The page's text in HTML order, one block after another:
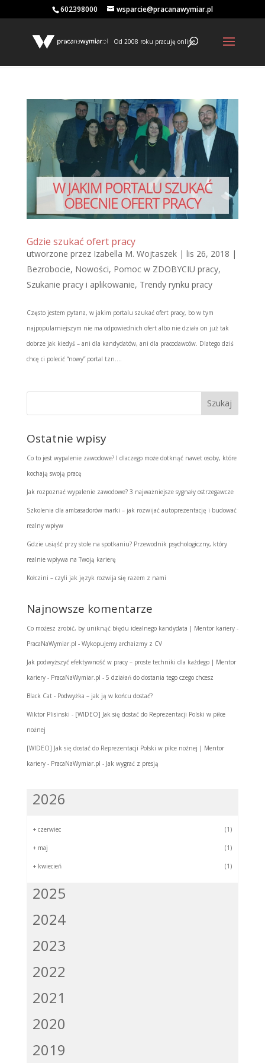
602398000 wsparcie@pracanawymiar.pl
Od 2008 roku pracuję online
Gdzie szukać ofert pracy
utworzone przez Izabella M. Wojtaszek| lis 26, 2018 |
Bezrobocie, Nowości, Pomoc w ZDOBYCIU pracy,
Szukanie pracy i aplikowanie, Trendy rynku pracy
Często jestem pytana, w jakim portalu szukać ofert pracy, bo w tym
najpopularniejszym nie ma odpowiednich ofert albo nie działa on już tak
dobrze jak kiedyś – ani dla kandydatów, ani dla pracodawców. Dlatego dziś
chcę ci polecić “nowy” portal tzn....
Ostatnie wpisy
Co to jest wypalenie zawodowe? I dlaczego może dotknąć nawet osoby, które
kochają swoją pracę
Jak rozpoznać wypalenie zawodowe? 3 najważniejsze sygnały ostrzegawcze
Szkolenia dla ambasadorów marki – jak rozwijać autoprezentację i budować
realny wpływ
Gdzie usiąść przy stole na spotkaniu? Przewodnik psychologiczny, który
realnie wpływa na Twoją karierę
Kołczini – czyli jak język rozwija się razem z nami
Najnowsze komentarze
Co możesz zrobić, by uniknąć błędu idealnego kandydata | Mentor kariery -
PracaNaWymiar.pl - Wykopujemy archaizmy z CV
Jak podwyższyć efektywność w pracy – proste techniki dla każdego | Mentor
kariery - PracaNaWymiar.pl - 5 działań do dostania tego czego chcesz
Black Cat- Podwyżka – jak ją w końcu dostać?
Wiktor Plisinski - [WIDEO] Jak się dostać do Reprezentacji Polski w piłce
nożnej
[WIDEO] Jak się dostać do Reprezentacji Polski w piłce nożnej | Mentor
kariery - PracaNaWymiar.pl - Jak wygrać z presją
2026
+ czerwiec (1)
+ maj (1)
+ kwiecień (1)
2025
2024
2023
2022
2021
2020
2019